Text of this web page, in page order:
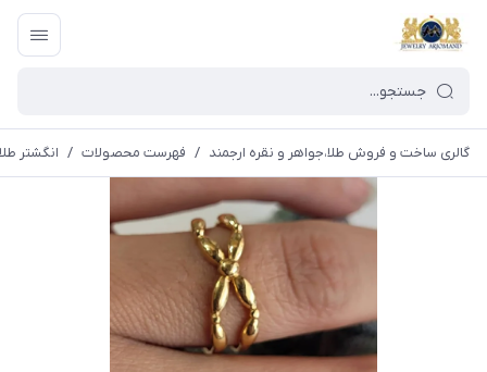
گالری ساخت و فروش طلا،جواهر و نقره ارجمند / فهرست محصولات / انگشتر طلا